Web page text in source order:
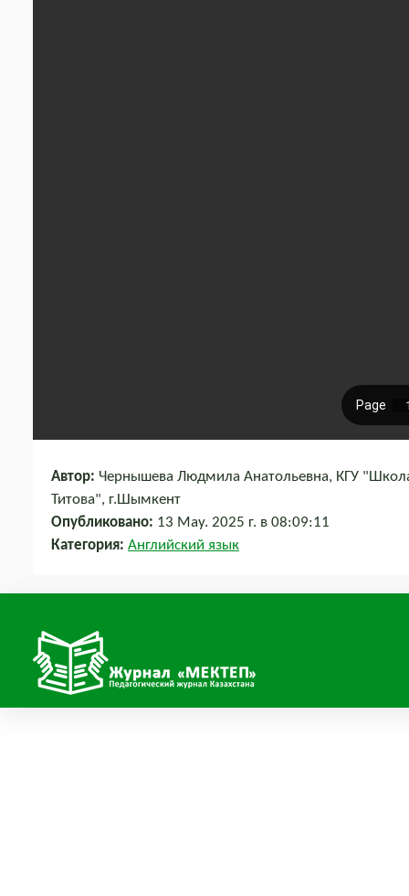
Автор: Чернышева Людмила Анатольевна, КГУ
Титова", г.Шымкент
Опубликовано: 13 May. 2025 г. в 08:09:11
Категория: Английский язык